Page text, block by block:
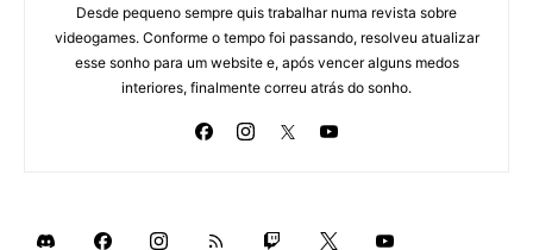
Desde pequeno sempre quis trabalhar numa revista sobre
videogames. Conforme o tempo foi passando, resolveu atualizar
esse sonho para um website e, após vencer alguns medos
interiores, finalmente correu atrás do sonho.